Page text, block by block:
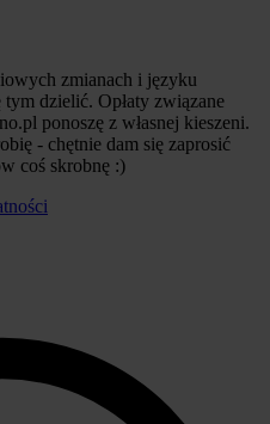
zmianach i języku
dzielić. Opłaty związane
ponoszę z własnej kieszeni.
- chętnie dam się zaprosić
coś skrobnę :)